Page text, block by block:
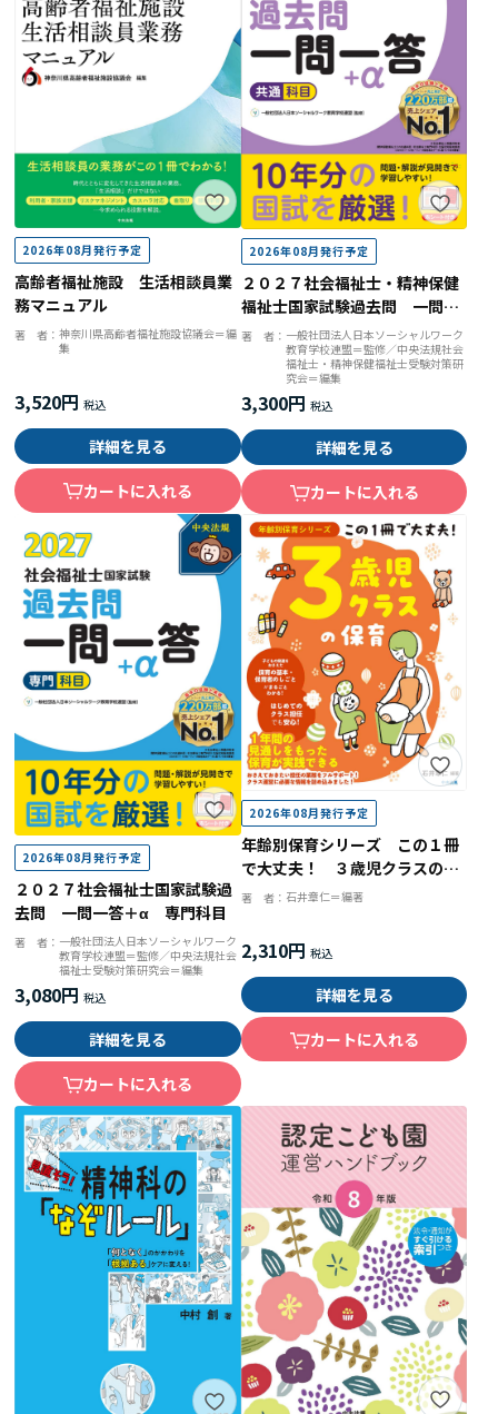
2026年08月発行予定
高齢者福祉施設 生活相談員業
務マニュアル
著 者：神奈川県高齢者福祉施設協議会＝編
集
3,520円
詳細を見る
カートに入れる
2026年08月発行予定
２０２７社会福祉士・精神保健
福祉士国家試験過去問 一問一
答＋α 共通科目
著 者： 一般社団法人日本ソーシャルワーク
教育学校連盟＝監修／中央法規社会
福祉士・精神保健福祉士受験対策研
究会＝編集
3,300円
詳細を見る
カートに入れる
2026年08月発行予定
２０２７社会福祉士国家試験過
去問 一問一答＋α 専門科目
著 者： 一般社団法人日本ソーシャルワーク
教育学校連盟＝監修／中央法規社会
福祉士受験対策研究会＝編集
3,080円
詳細を見る
カートに入れる
2026年08月発行予定
年齢別保育シリーズ この１冊
で大丈夫！ ３歳児クラスの保
育
著 者： 石井章仁＝編著
2,310円
詳細を見る
カートに入れる